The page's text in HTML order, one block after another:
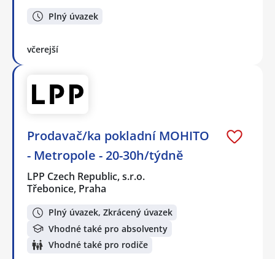
Plný úvazek
včerejší
Prodavač/ka pokladní MOHITO
- Metropole - 20-30h/týdně
LPP Czech Republic, s.r.o.
Třebonice, Praha
Plný úvazek, Zkrácený úvazek
Vhodné také pro absolventy
Vhodné také pro rodiče